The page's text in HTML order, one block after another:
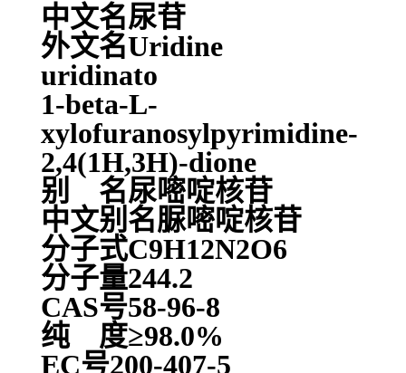
中文名尿苷
外文名Uridine
uridinato
1-beta-L-
xylofuranosylpyrimidine-
2,4(1H,3H)-dione
别 名尿嘧啶核苷
中文别名脲嘧啶核苷
分子式C9H12N2O6
分子量244.2
CAS号58-96-8
纯 度≥98.0%
EC号200-407-5